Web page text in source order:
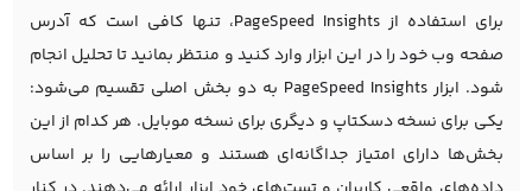
برای استفاده از PageSpeed Insights، تنها کافی است که آدرس
صفحه وب خود را در این ابزار وارد کنید و منتظر بمانید تا تحلیل انجام
شود. ابزار PageSpeed Insights به دو بخش اصلی تقسیم می‌شود:
یکی برای نسخه دسکتاپ و دیگری برای نسخه موبایل. هر کدام از این
بخش‌ها دارای امتیاز جداگانه‌ای هستند و معیارهایی را بر اساس